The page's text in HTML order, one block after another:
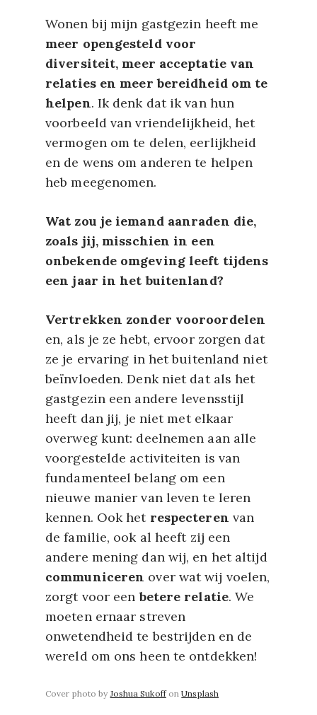
Wonen bij mijn gastgezin heeft me
meer opengesteld voor
diversiteit, meer acceptatie van
relaties en meer bereidheid om te
helpen. Ik denk dat ik van hun
voorbeeld van vriendelijkheid, het
vermogen om te delen, eerlijkheid
en de wens om anderen te helpen
heb meegenomen.
Wat zou je iemand aanraden die,
zoals jij, misschien in een
onbekende omgeving leeft tijdens
een jaar in het buitenland?
Vertrekken zonder vooroordelen
en, als je ze hebt, ervoor zorgen dat
ze je ervaring in het buitenland niet
beïnvloeden. Denk niet dat als het
gastgezin een andere levensstijl
heeft dan jij, je niet met elkaar
overweg kunt: deelnemen aan alle
voorgestelde activiteiten is van
fundamenteel belang om een
nieuwe manier van leven te leren
kennen. Ook het respecteren van
de familie, ook al heeft zij een
andere mening dan wij, en het altijd
communiceren over wat wij voelen,
zorgt voor eenbetere relatie. We
moeten ernaar streven
onwetendheid te bestrijden en de
wereld om ons heen te ontdekken!
Cover photo byJoshua SukoffonUnsplash